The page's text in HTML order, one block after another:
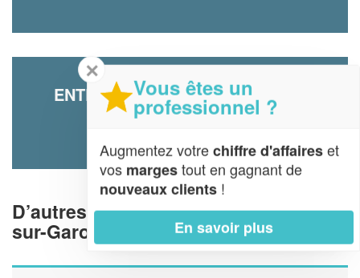
ENTREPRISE FOREAUSOL (SAS)
5 Impasse Des Amandiers
D’autres piscinistes proche de Portet-
sur-Garonne
✕
Vous êtes un
professionnel ?
Augmentez votrechiffre d'affaireset
vos margestout en gagnant de
nouveaux clients !
En savoir plus